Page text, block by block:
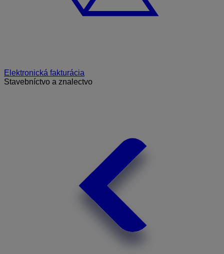
Elektronická fakturácia
Stavebníctvo a znalectvo